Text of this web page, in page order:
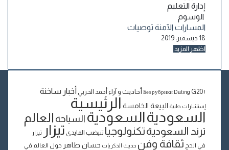
إدارة التعليم
الوسوم
المسارات الآمنة توصيات
18 ديسمبر، 2019
اظهر المزيد
! Без рубрики
Dating G20 أحاديث و آراء أحمد الحربي أخبار ساخنة
إستشارات طبية البيعة الخامسة الرئيسية
السعوديةالسعودية السياحة العالم
ترند السعوديةتكنولوجيا تنيضب الفايدي تيزار
تيزار
في الحج ثقافة وفن حديث الذكريات حسان طاهر حول العالم في